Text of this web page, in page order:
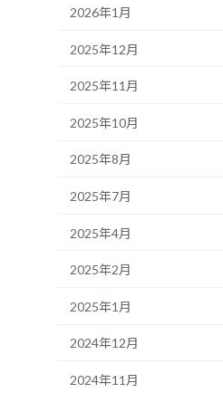
2026年1月
2025年12月
2025年11月
2025年10月
2025年8月
2025年7月
2025年4月
2025年2月
2025年1月
2024年12月
2024年11月